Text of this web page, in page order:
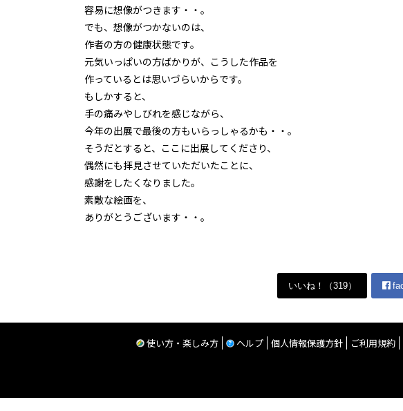
容易に想像がつきます・・。
でも、想像がつかないのは、
作者の方の健康状態です。
元気いっぱいの方ばかりが、こうした作品を
作っているとは思いづらいからです。
もしかすると、
手の痛みやしびれを感じながら、
今年の出展で最後の方もいらっしゃるかも・・。
そうだとすると、ここに出展してくださり、
偶然にも拝見させていただいたことに、
感謝をしたくなりました。
素敵な絵画を、
ありがとうございます・・。
いいね！（319）
使い方・楽しみ方 ヘルプ 個人情報保護方針 ご利用規約